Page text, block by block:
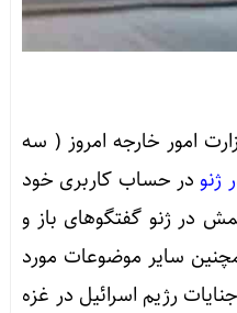
امور خارجه امروز ( سه
ژنو در حساب کاربری خود
در ژنو گفتگوهای باز و
سایر موضوعات مورد
رژیم اسرائیل در غزه